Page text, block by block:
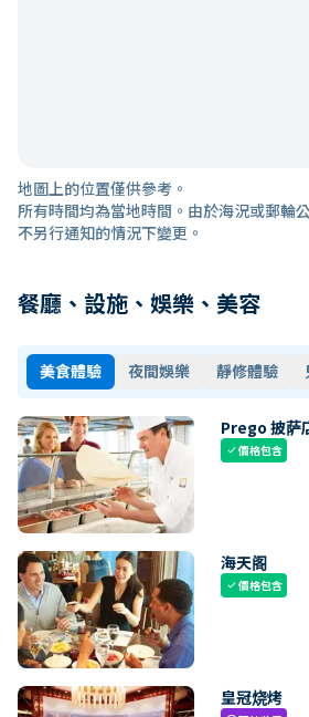
地圖上的位置僅供參考。
所有時間均為當地時間。由於海況或郵輪
不另行通知的情況下變更。
餐廳、設施、娛樂、美容
美食體驗 夜間娛樂 靜修體驗
Prego 披萨
check價格包含
海天阁
check價格包含
皇冠烧烤